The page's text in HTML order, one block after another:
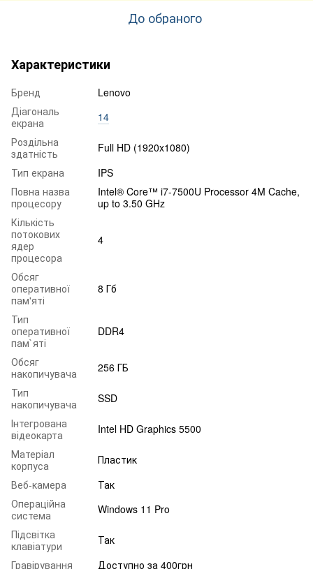
До обраного
Характеристики
Бренд
Lenovo
Діагональ
екрана
14
Роздільна
здатність
Full HD (1920x1080)
Тип екрана
IPS
Повна назва
процесору
Intel® Core™ i7-7500U Processor 4M Cache,
up to 3.50 GHz
Кількість
потокових
ядер
процесора
4
Обсяг
оперативної
пам'яті
8 Гб
Тип
оперативної
пам`яті
DDR4
Обсяг
накопичувача
256 ГБ
Тип
накопичувача
SSD
Інтегрована
відеокарта
Intel HD Graphics 5500
Матеріал
корпуса
Пластик
Веб-камера
Так
Операційна
система
Windows 11 Pro
Підсвітка
клавіатури
Так
Гравірування
Доступно за 400грн